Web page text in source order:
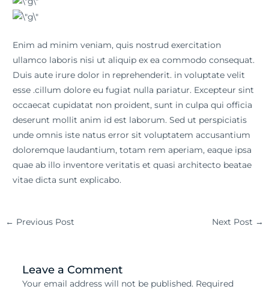
Enim ad minim veniam, quis nostrud exercitation
ullamco laboris nisi ut aliquip ex ea commodo consequat.
Duis aute irure dolor in reprehenderit. in voluptate velit
esse .cillum dolore eu fugiat nulla pariatur. Excepteur sint
occaecat cupidatat non proident, sunt in culpa qui officia
deserunt mollit anim id est laborum. Sed ut perspiciatis
unde omnis iste natus error sit voluptatem accusantium
doloremque laudantium, totam rem aperiam, eaque ipsa
quae ab illo inventore veritatis et quasi architecto beatae
vitae dicta sunt explicabo.
← Previous Post Next Post →
Leave a Comment
Your email address will not be published. Required